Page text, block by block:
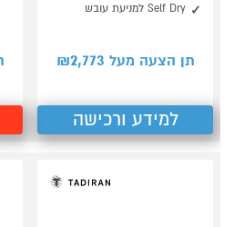
Self Dry למניעת עובש
תן הצעה מעל ₪ 2,773
למידע ורכישה